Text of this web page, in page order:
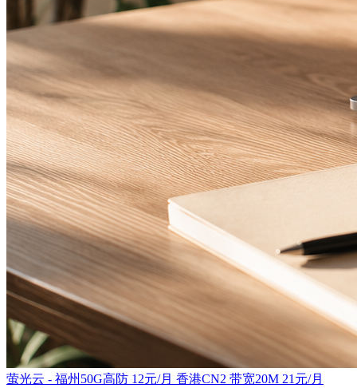
萤光云 - 福州50G高防 12元/月 香港CN2 带宽20M 21元/月